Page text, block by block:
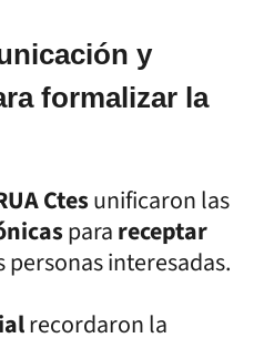
y
formalizar la
Ctesunificaron las
parareceptar
personas interesadas.
recordaron la